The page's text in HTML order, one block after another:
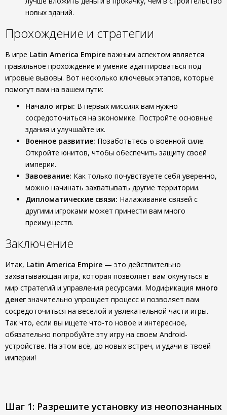
новых зданий.
Прохождение и стратегии
В игре Latin America Empire важным аспектом является
правильное прохождение и умение адаптироваться под
игровые вызовы. Вот несколько ключевых этапов, которые
помогут вам на вашем пути:
Начало игры: В первых миссиях вам нужно
сосредоточиться на экономике. Постройте основные
здания и улучшайте их.
Военное развитие: Позаботьтесь о военной силе.
Откройте юнитов, чтобы обеспечить защиту своей
империи.
Завоевание: Как только почувствуете себя уверенно,
можно начинать захватывать другие территории.
Дипломатические связи: Налаживание связей с
другими игроками может принести вам много
преимуществ.
Заключение
Итак, Latin America Empire — это действительно
захватывающая игра, которая позволяет вам окунуться в
мир стратегий и управления ресурсами. Модификация много
денег значительно упрощает процесс и позволяет вам
сосредоточиться на весёлой и увлекательной части игры.
Так что, если вы ищете что-то новое и интересное,
обязательно попробуйте эту игру на своем Android-
устройстве. На этом всё, до новых встреч, и удачи в твоей
империи!
Шаг 1: Разрешите установку из неопознанных